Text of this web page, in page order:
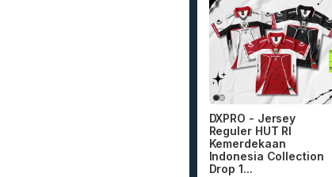
DXPRO - Jersey
Reguler HUT RI
Kemerdekaan
Indonesia Collection
Drop 1...